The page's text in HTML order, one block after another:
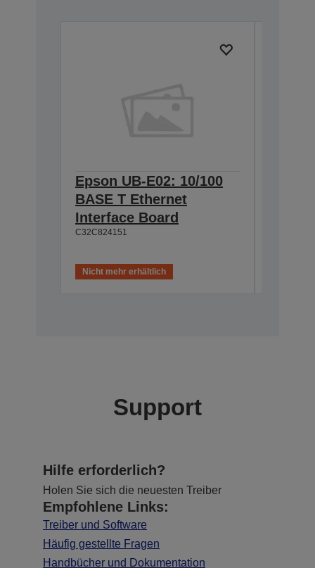
Epson UB-E02: 10/100
BASE T Ethernet
Interface Board
C32C824151
Nicht mehr erhältlich
Support
Hilfe erforderlich?
Holen Sie sich die neuesten Treiber
Empfohlene Links:
Treiber und Software
Häufig gestellte Fragen
Handbücher und Dokumentation